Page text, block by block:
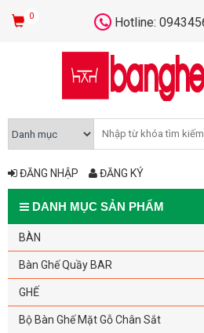
0 Hotline:
ĐĂNG NHẬP ĐĂNG KÝ
DANH MỤC SẢN PHẨM
BÀN
Bàn Ghế Quầy BAR
GHẾ
Bộ Bàn Ghế Mặt Gỗ Chân Sắt